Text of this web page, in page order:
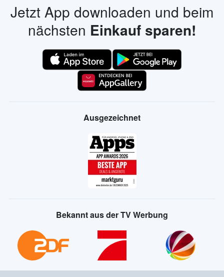
Jetzt App downloaden und beim
nächsten Einkauf sparen!
Ausgezeichnet
Bekannt aus der TV Werbung